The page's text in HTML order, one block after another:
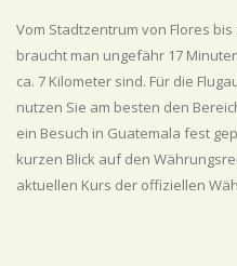
Vom Stadtzentrum von Flores
braucht man ungefähr 17
ca. 7 Kilometer sind. Für die
nutzen Sie am besten den
ein Besuch in Guatemala fest
kurzen Blick auf den
aktuellen Kurs der offiziellen